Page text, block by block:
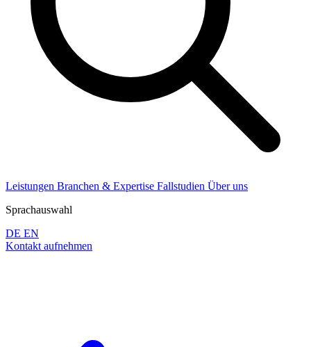
Leistungen Branchen & Expertise Fallstudien Über uns
Sprachauswahl
DE EN
Kontakt aufnehmen